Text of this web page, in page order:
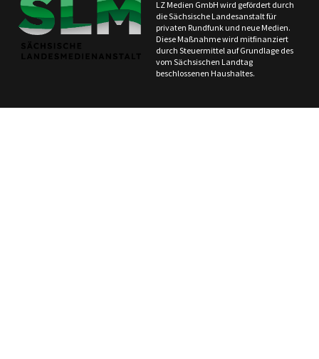
LZ Medien GmbH wird gefördert durch
die Sächsische Landesanstalt für
privaten Rundfunk und neue Medien.
Diese Maßnahme wird mitfinanziert
durch Steuermittel auf Grundlage des
vom Sächsischen Landtag
beschlossenen Haushaltes.